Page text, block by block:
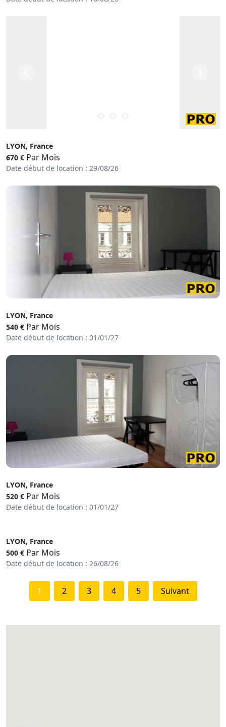
LYON, France
670 € Par Mois
Date début de location : 29/08/26
LYON, France
540 € Par Mois
Date début de location : 01/01/27
LYON, France
520 € Par Mois
Date début de location : 01/01/27
LYON, France
500 € Par Mois
Date début de location : 26/08/26
1 2 3 4 5 Suivant